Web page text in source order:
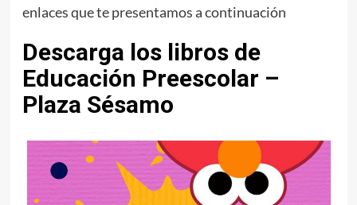
enlaces que te presentamos a continuación
Descarga los libros de
Educación Preescolar –
Plaza Sésamo